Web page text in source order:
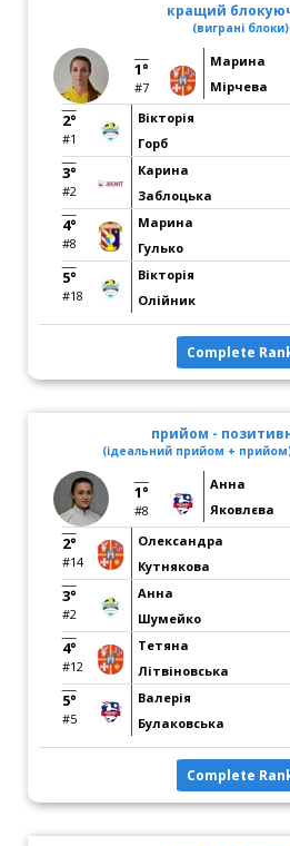
кращий
(виграні блоки)
1°
#7
Марина
Мірчева
2°
#1
Вікторія
Горб
3°
#2
Карина
Заблоцька
4°
#8
Марина
Гулько
5°
#18
Вікторія
Олійник
Complete
прийом -
(ідеальний прийом +
1°
#8
Анна
Яковлєва
2°
#14
Олександра
Кутнякова
3°
#2
Анна
Шумейко
4°
#12
Тетяна
Літвіновська
5°
#5
Валерія
Булаковська
Complete